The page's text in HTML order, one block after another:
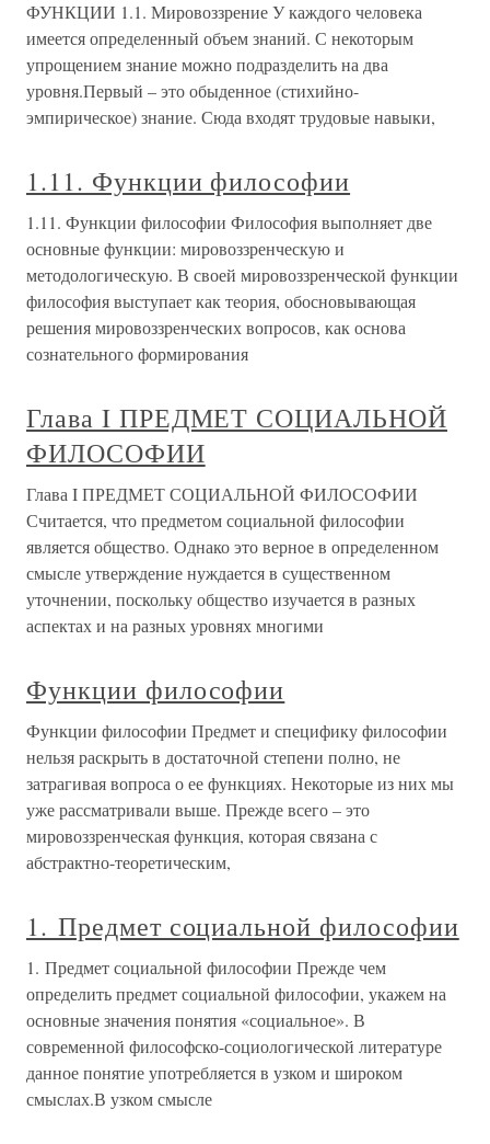
ФУНКЦИИ 1.1. Мировоззрение У каждого человека
имеется определенный объем знаний. С некоторым
упрощением знание можно подразделить на два
уровня.Первый – это обыденное (стихийно-
эмпирическое) знание. Сюда входят трудовые навыки,
1.11. Функции философии
1.11. Функции философии Философия выполняет две
основные функции: мировоззренческую и
методологическую. В своей мировоззренческой функции
философия выступает как теория, обосновывающая
решения мировоззренческих вопросов, как основа
сознательного формирования
Глава I ПРЕДМЕТ СОЦИАЛЬНОЙ
ФИЛОСОФИИ
Глава I ПРЕДМЕТ СОЦИАЛЬНОЙ ФИЛОСОФИИ
Считается, что предметом социальной философии
является общество. Однако это верное в определенном
смысле утверждение нуждается в существенном
уточнении, поскольку общество изучается в разных
аспектах и на разных уровнях многими
Функции философии
Функции философии Предмет и специфику философии
нельзя раскрыть в достаточной степени полно, не
затрагивая вопроса о ее функциях. Некоторые из них мы
уже рассматривали выше. Прежде всего – это
мировоззренческая функция, которая связана с
абстрактно-теоретическим,
1. Предмет социальной философии
1. Предмет социальной философии Прежде чем
определить предмет социальной философии, укажем на
основные значения понятия «социальное». В
современной философско-социологической литературе
данное понятие употребляется в узком и широком
смыслах.В узком смысле